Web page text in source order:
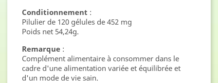
Conditionnement :
Pilulier de 120 gélules de 452 mg
Poids net 54,24g.
Remarque :
Complément alimentaire à consommer dans le
cadre d'une alimentation variée et équilibrée et
d'un mode de vie sain.